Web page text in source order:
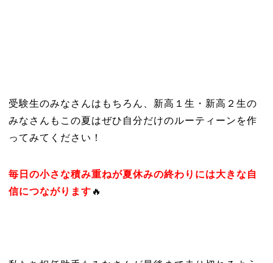
受験生のみなさんはもちろん、新高１生・新高２生の
みなさんもこの夏はぜひ自分だけのルーティーンを作
ってみてください！
毎日の小さな積み重ねが夏休みの終わりには大きな自
信につながります 🔥